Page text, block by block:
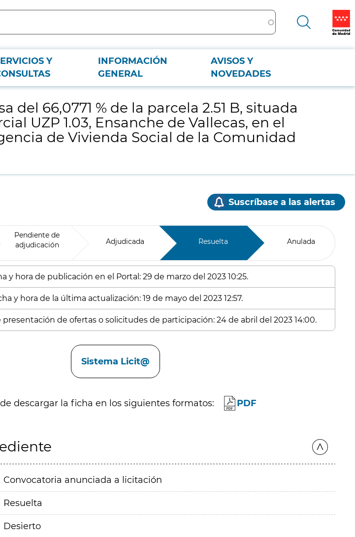
Y
INFORMACIÓN
GENERAL
AVISOS Y
NOVEDADES
de Ejecución 2 del Plan Parcial UZP 1.03, Ensanche de Vallecas, en el Municipio de Madrid, propiedad de la Agencia
66,0771 % de la parcela 2.51 B, situada
UZP 1.03, Ensanche de Vallecas, en el
de Vivienda Social de la Comunidad
Suscríbase a las alertas
Pendiente de
adjudicación
Adjudicada Resuelta Anulada
y hora de publicación en el Portal: 29 de marzo del 2023 10:25.
y hora de la última actualización: 19 de mayo del 2023 12:57.
de ofertas o solicitudes de participación: 24 de abril del 2023 14:00.
Sistema Licit@
descargar la ficha en los siguientes formatos: PDF
Convocatoria anunciada a licitación
Resuelta
Desierto